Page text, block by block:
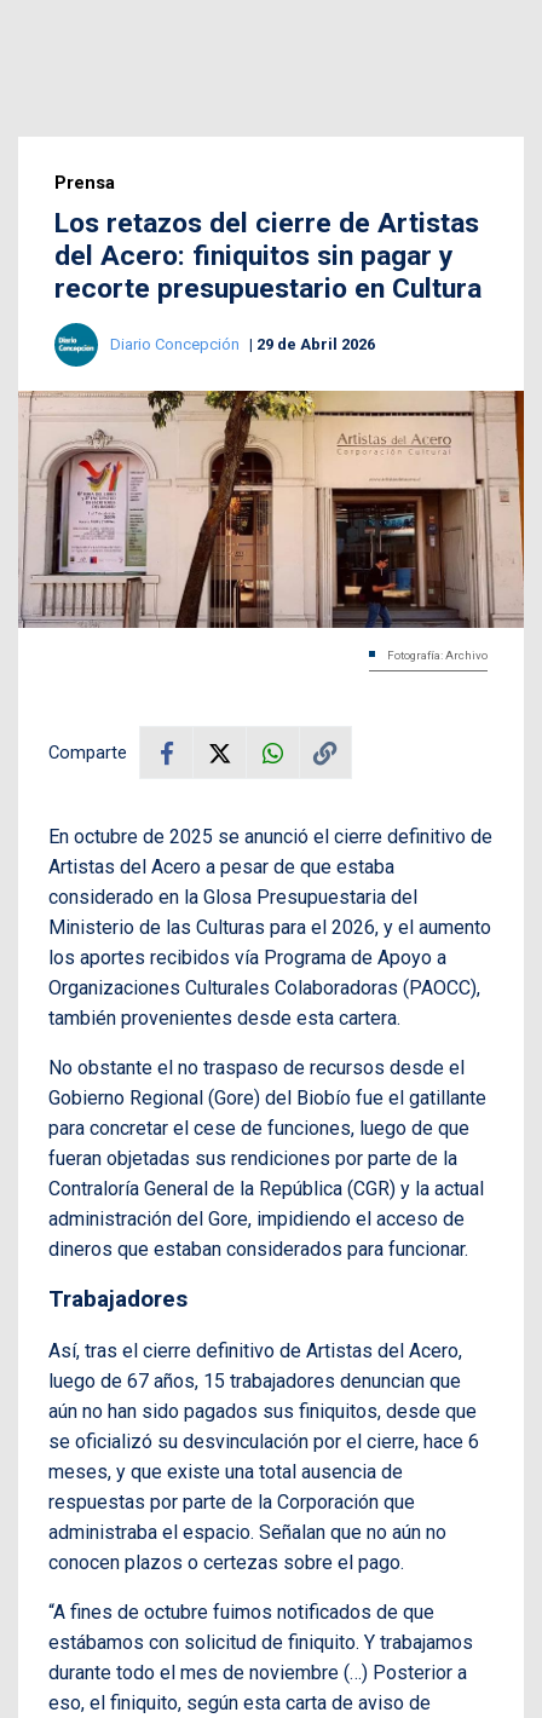
Prensa
Los retazos del cierre de Artistas
del Acero: finiquitos sin pagar y
recorte presupuestario en Cultura
Diario Concepción 29 de Abril 2026
Fotografía: Archivo
Comparte
En octubre de 2025 se anunció el cierre definitivo de
Artistas del Acero a pesar de que estaba
considerado en la Glosa Presupuestaria del
Ministerio de las Culturas para el 2026, y el aumento
los aportes recibidos vía Programa de Apoyo a
Organizaciones Culturales Colaboradoras (PAOCC),
también provenientes desde esta cartera.
No obstante el no traspaso de recursos desde el
Gobierno Regional (Gore) del Biobío fue el gatillante
para concretar el cese de funciones, luego de que
fueran objetadas sus rendiciones por parte de la
Contraloría General de la República (CGR) y la actual
administración del Gore, impidiendo el acceso de
dineros que estaban considerados para funcionar.
Trabajadores
Así, tras el cierre definitivo de Artistas del Acero,
luego de 67 años, 15 trabajadores denuncian que
aún no han sido pagados sus finiquitos, desde que
se oficializó su desvinculación por el cierre, hace 6
meses, y que existe una total ausencia de
respuestas por parte de la Corporación que
administraba el espacio. Señalan que no aún no
conocen plazos o certezas sobre el pago.
“A fines de octubre fuimos notificados de que
estábamos con solicitud de finiquito. Y trabajamos
durante todo el mes de noviembre (…) Posterior a
eso, el finiquito, según esta carta de aviso de